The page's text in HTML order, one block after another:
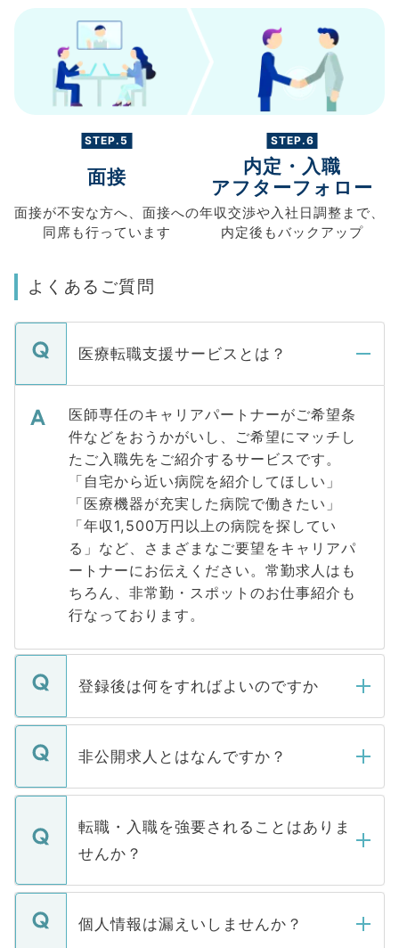
STEP.5
面接
面接が不安な方へ、 面接への
同席も行っています
STEP.6
内定・入職
アフターフォロー
年収交渉や入社日調整まで、
内定後もバックアップ
よくあるご質問
医療転職支援サービスとは？
医師専任のキャリアパートナーがご希望条
件などをおうかがいし、ご希望にマッチし
たご入職先をご紹介するサービスです。
「自宅から近い病院を紹介してほしい」
「医療機器が充実した病院で働きたい」
「年収1,500万円以上の病院を探してい
る」など、さまざまなご要望をキャリアパ
ートナーにお伝えください。常勤求人はも
ちろん、非常勤・スポットのお仕事紹介も
行なっております。
登録後は何をすればよいのですか
ご登録いただきましたら、弊社担当者がご
登録内容を確認し、その後メールもしくは
ます。通常、5営業日以内にはご連絡をせて
いただきますので、しばらくお待ちくださ
い。
非公開求人とはなんですか？
マイナビDOCTORで取り扱っている求人の
うち約3割は、Webサイトからご覧いただ
けない「非公開求人」です。非公開求人は
下記の理由によって、一般には公開してい
ません。
■応募殺到を避けるため 人気のある医療機
転職・入職を強要されることはありま
せんか？
転職・入職を強要することは一切ありませ
ん。また、仮に応募先から内定をいただい
個人情報は漏えいしませんか？